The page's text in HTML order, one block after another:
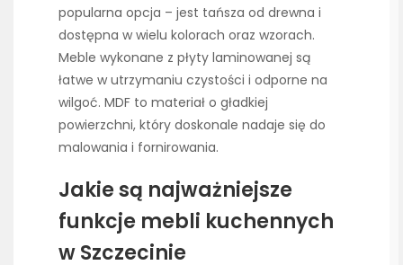
popularna opcja – jest tańsza od drewna i
dostępna w wielu kolorach oraz wzorach.
Meble wykonane z płyty laminowanej są
łatwe w utrzymaniu czystości i odporne na
wilgoć. MDF to materiał o gładkiej
powierzchni, który doskonale nadaje się do
malowania i fornirowania.
Jakie są najważniejsze
funkcje mebli kuchennych
w Szczecinie